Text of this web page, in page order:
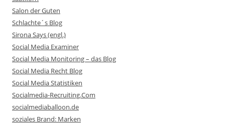
Salon der Guten
Schlachte´s Blog
Sirona Says (engl.)
Social Media Examiner
Social Media Monitoring – das Blog
Social Media Recht Blog
Social Media Statistiken
Socialmedia-Recruiting.Com
socialmediaballoon.de
soziales Brand: Marken